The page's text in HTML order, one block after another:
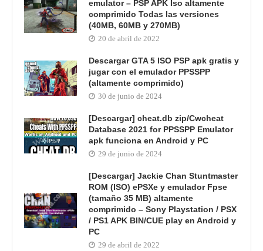
emulator – PSP APK Iso altamente
comprimido Todas las versiones
(40MB, 60MB y 270MB)
20 de abril de 2022
Descargar GTA 5 ISO PSP apk gratis y
jugar con el emulador PPSSPP
(altamente comprimido)
30 de junio de 2024
[Descargar] cheat.db zip/Cwcheat
Database 2021 for PPSSPP Emulator
apk funciona en Android y PC
29 de junio de 2024
[Descargar] Jackie Chan Stuntmaster
ROM (ISO) ePSXe y emulador Fpse
(tamaño 35 MB) altamente
comprimido – Sony Playstation / PSX
/ PS1 APK BIN/CUE play en Android y
PC
29 de abril de 2022